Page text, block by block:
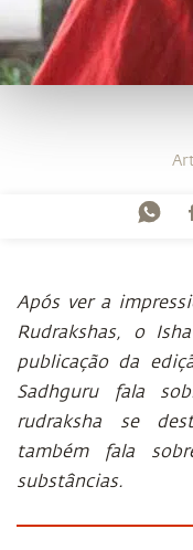
Após ver a
Rudrakshas, o
publicação da
Sadhguru fala
rudraksha se
também fala
substâncias.